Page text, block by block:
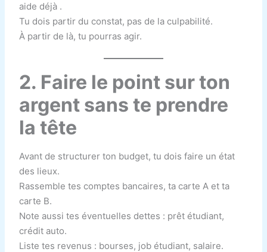
aide déjà .
Tu dois partir du constat, pas de la culpabilité.
À partir de là, tu pourras agir.
2. Faire le point sur ton
argent sans te prendre
la tête
Avant de structurer ton budget, tu dois faire un état
des lieux.
Rassemble tes comptes bancaires, ta carte A et ta
carte B.
Note aussi tes éventuelles dettes : prêt étudiant,
crédit auto.
Liste tes revenus : bourses, job étudiant, salaire.